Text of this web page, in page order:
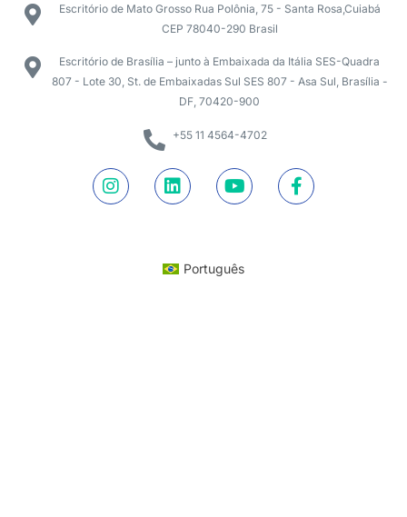
Escritório de Mato Grosso Rua Polônia, 75 - Santa Rosa,Cuiabá
CEP 78040-290 Brasil
Escritório de Brasília – junto à Embaixada da Itália SES-Quadra
807 - Lote 30, St. de Embaixadas Sul SES 807 - Asa Sul, Brasília -
DF, 70420-900
+55 11 4564-4702
Português